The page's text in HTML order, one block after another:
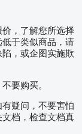
，了解您所选择
于类似商品，请
，或企图实施欺
要购买。
疑问，不要害怕
档，检查文档真